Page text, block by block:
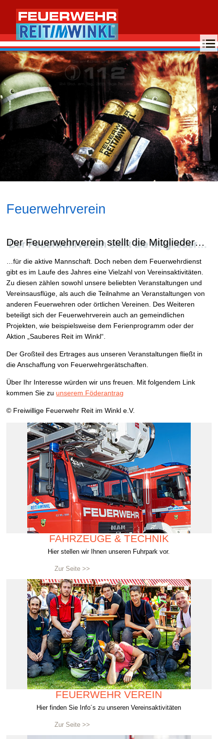
MENU
Feuerwehrverein
Der Feuerwehrverein stellt die Mitglieder…
…für die aktive Mannschaft. Doch neben dem Feuerwehrdienst
gibt es im Laufe des Jahres eine Vielzahl von Vereinsaktivitäten.
Zu diesen zählen sowohl unsere beliebten Veranstaltungen und
Vereinsausflüge, als auch die Teilnahme an Veranstaltungen von
anderen Feuerwehren oder örtlichen Vereinen. Des Weiteren
beteiligt sich der Feuerwehrverein auch an gemeindlichen
Projekten, wie beispielsweise dem Ferienprogramm oder der
Aktion „Sauberes Reit im Winkl“.
Der Großteil des Ertrages aus unseren Veranstaltungen fließt in
die Anschaffung von Feuerwehrgerätschaften.
Über Ihr Interesse würden wir uns freuen. Mit folgendem Link
kommen Sie zu unserem Föderantrag
© Freiwillige Feuerwehr Reit im Winkl e.V.
FAHRZEUGE & TECHNIK
Hier stellen wir Ihnen unseren Fuhrpark vor.
Zur Seite >>
FEUERWEHR VEREIN
Hier finden Sie Info´s zu unseren Vereinsaktivitäten
Zur Seite >>